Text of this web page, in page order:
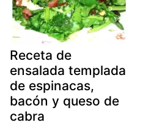
Receta de
ensalada templada
de espinacas,
bacón y queso de
cabra